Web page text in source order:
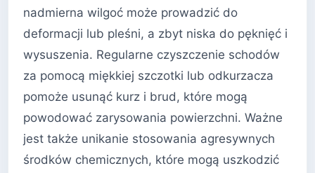
nadmierna wilgoć może prowadzić do
deformacji lub pleśni, a zbyt niska do pęknięć i
wysuszenia. Regularne czyszczenie schodów
za pomocą miękkiej szczotki lub odkurzacza
pomoże usunąć kurz i brud, które mogą
powodować zarysowania powierzchni. Ważne
jest także unikanie stosowania agresywnych
środków chemicznych, które mogą uszkodzić